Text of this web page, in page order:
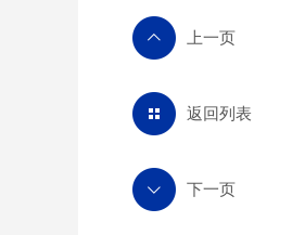
返回列表